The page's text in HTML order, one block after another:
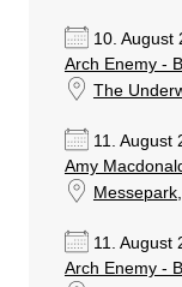
10. August
Arch Enemy -
The
11. August
Amy
Messepark
11. August
Arch Enemy -